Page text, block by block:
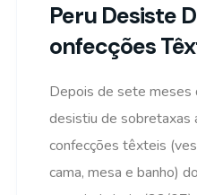
Peru Desiste
Onfecções
Depois de sete meses
desistiu de sobretaxas
confecções têxteis
cama, mesa e banho)